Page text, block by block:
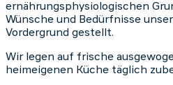
ernährungsphysiologischen
Wünsche und Bedürfnisse
Vordergrund gestellt.
Wir legen auf frische
heimeigenen Küche täglich